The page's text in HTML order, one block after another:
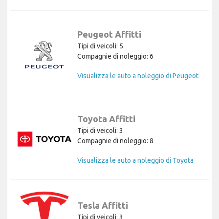
Peugeot Affitti
Tipi di veicoli: 5
Compagnie di noleggio: 6
Visualizza le auto a noleggio di Peugeot
Toyota Affitti
Tipi di veicoli: 3
Compagnie di noleggio: 8
Visualizza le auto a noleggio di Toyota
Tesla Affitti
Tipi di veicoli: 3